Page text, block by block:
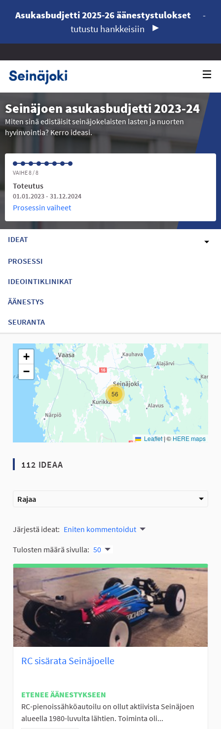
Asukasbudjetti 2025-26 äänestystulokset
-
tutustu hankkeisiin
Seinäjoen asukasbudjetti 2023-24
Miten sinä edistäisit seinäjokelaisten lasten ja nuorten
hyvinvointia? Kerro ideasi.
VAIHE 8 / 8
Toteutus
01.01.2023 - 31.12.2024
Prosessin vaiheet
IDEAT
PROSESSI
IDEOINTIKLINIKAT
ÄÄNESTYS
SEURANTA
Seuraavassa elementissä on kartta, joka esittää tämän
56
+
−
Leaflet |© HERE maps
112 IDEAA
Rajaa
Järjestä ideat: Eniten kommentoidut
Tulosten määrä sivulla: 50
RC sisärata Seinäjoelle
ETENEE ÄÄNESTYKSEEN
RC-pienoissähköautoilu on ollut aktiivista Seinäjoen
alueella 1980-luvulta lähtien. Toiminta oli...